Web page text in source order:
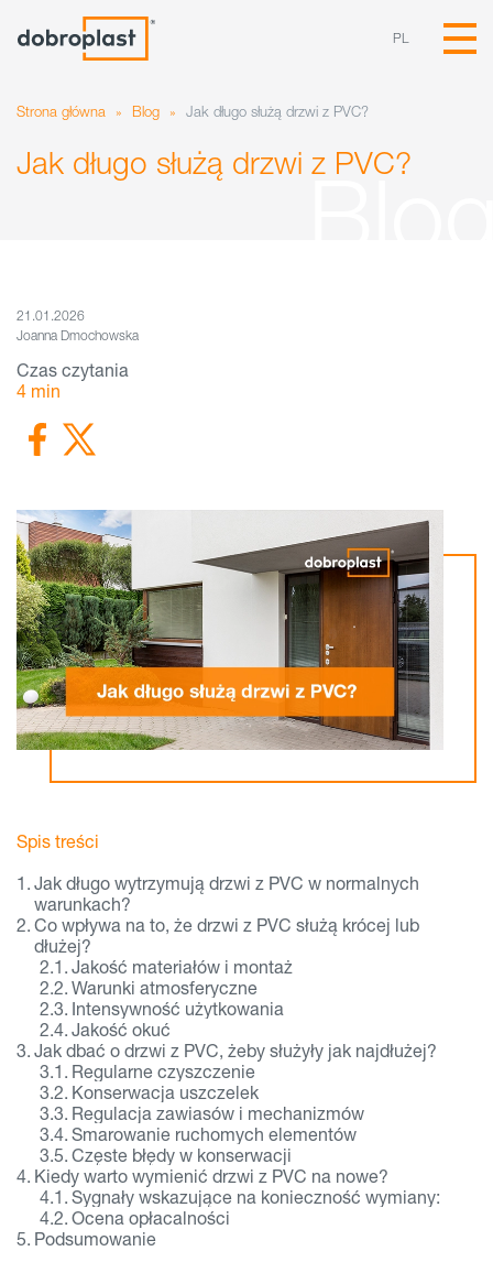
PL
Strona główna » Blog » Jak długo służą drzwi z PVC?
Jak długo służą drzwi z PVC?
Spis treści
Jak długo wytrzymują drzwi z PVC w normalnych
warunkach?
Co wpływa na to, że drzwi z PVC służą krócej lub
dłużej?
Jakość materiałów i montaż
Warunki atmosferyczne
Intensywność użytkowania
Jakość okuć
Jak dbać o drzwi z PVC, żeby służyły jak najdłużej?
Regularne czyszczenie
Konserwacja uszczelek
Regulacja zawiasów i mechanizmów
Smarowanie ruchomych elementów
Częste błędy w konserwacji
Kiedy warto wymienić drzwi z PVC na nowe?
Sygnały wskazujące na konieczność wymiany:
Ocena opłacalności
Podsumowanie
21.01.2026
Joanna Dmochowska
Czas czytania
4 min